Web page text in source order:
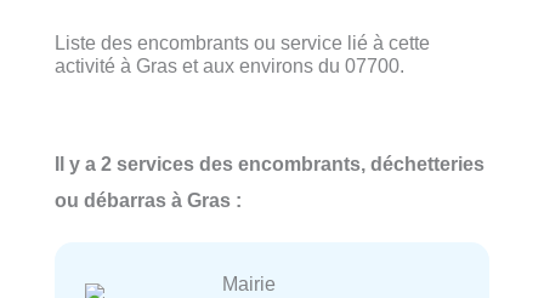
Liste des encombrants ou service lié à cette
activité à Gras et aux environs du 07700.
Il y a 2 services des encombrants, déchetteries
ou débarras à Gras :
Mairie